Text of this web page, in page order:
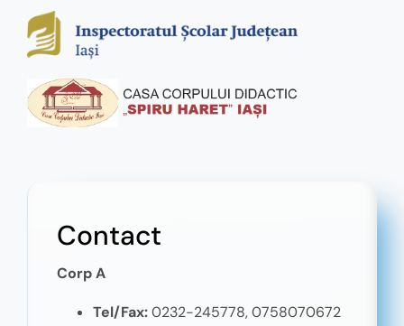
Contact
Corp A
Tel/Fax:0232-245778,0758070672